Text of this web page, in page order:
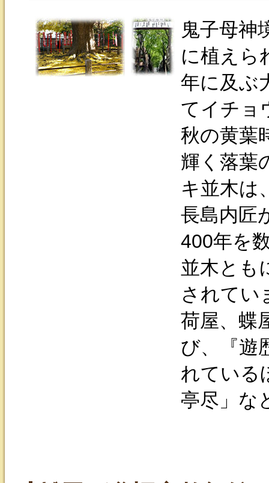
鬼子母神
に植えら
年に及ぶ
てイチョ
秋の黄葉
輝く落葉
キ並木は
長島内匠
400年を
並木とも
されてい
荷屋、蝶
び、『遊
れている
亭尽」な